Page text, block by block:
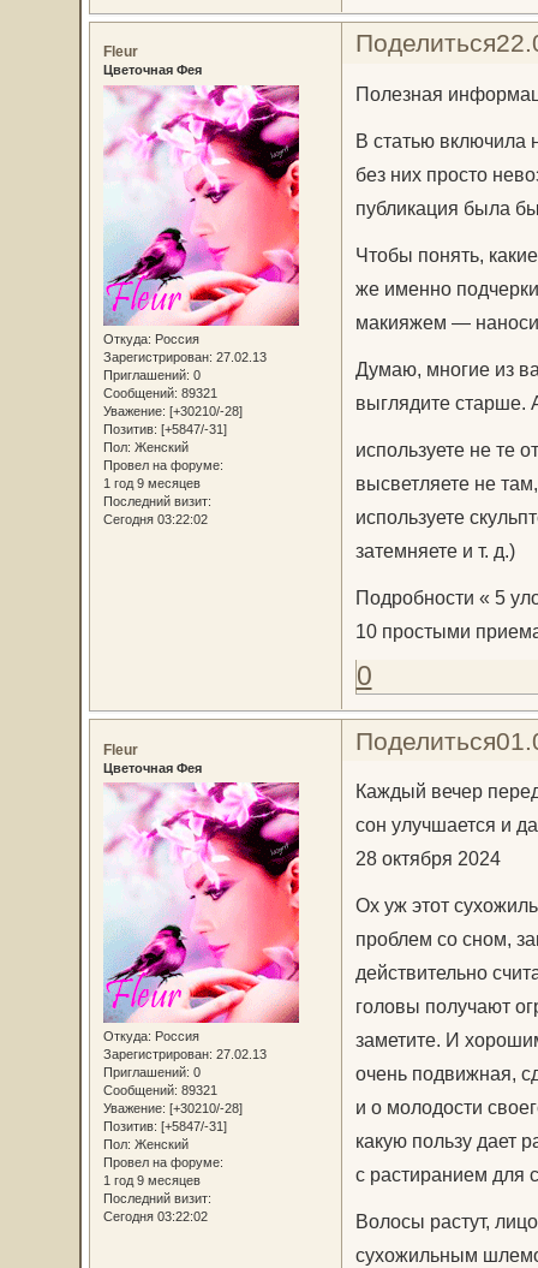
Поделиться
Fleur
Цветочная Фея
Откуда: Россия
Зарегистрирован: 27.02.13
Приглашений: 0
Сообщений: 89321
Уважение: [+30210/-28]
Позитив: [+5847/-31]
Пол: Женский
Провел на форуме:
1 год 9 месяцев
Последний визит:
Сегодня 03:22:02
Полезная
В статью включила
без них просто
публикация была
Чтобы понять,
же именно
макияжем —
Думаю, многие из
выглядите старше.
используете не те
высветляете не
используете
затемняете и т. д.)
Подробности « 5
10 простыми
0
Поделиться
Fleur
Цветочная Фея
Откуда: Россия
Зарегистрирован: 27.02.13
Приглашений: 0
Сообщений: 89321
Уважение: [+30210/-28]
Позитив: [+5847/-31]
Пол: Женский
Провел на форуме:
1 год 9 месяцев
Последний визит:
Сегодня 03:22:02
Каждый вечер
сон улучшается и
28 октября 2024
Ох уж этот
проблем со сном,
действительно
головы получают
заметите. И
очень подвижная,
и о молодости
какую пользу дает
с растиранием для
Волосы растут,
сухожильным